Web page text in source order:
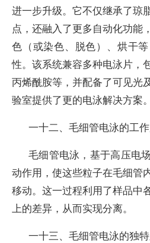
进一步升级。它不仅继承了琼
点，还融入了更多自动化功能
色（或染色、脱色）、烘干
性。该系统兼容多种电泳片，
丙烯酰胺等，并配备了可见光
验室提供了更的电泳解决方案。
一十二、毛细管电泳的工
毛细管电泳，基于高压电
动作用，使这些粒子在毛细管
移动。这一过程利用了样品中
上的差异，从而实现分离。
一十三、毛细管电泳的独